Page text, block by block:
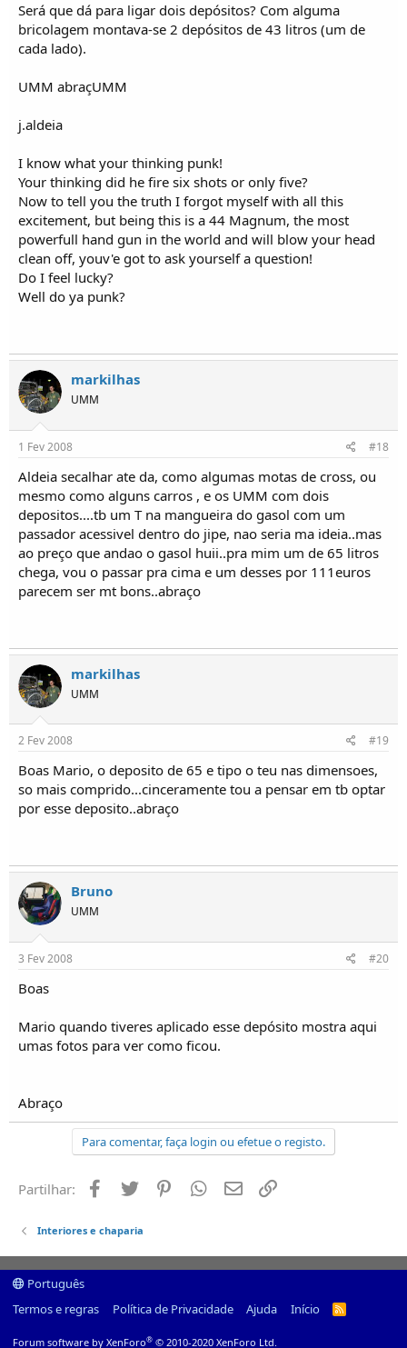
Será que dá para ligar dois depósitos? Com alguma
bricolagem montava-se 2 depósitos de 43 litros (um de
cada lado).
UMM abraçUMM
j.aldeia
I know what your thinking punk!
Your thinking did he fire six shots or only five?
Now to tell you the truth I forgot myself with all this
excitement, but being this is a 44 Magnum, the most
powerfull hand gun in the world and will blow your head
clean off, youv'e got to ask yourself a question!
Do I feel lucky?
Well do ya punk?
markilhas
UMM
1 Fev 2008 #18
Aldeia secalhar ate da, como algumas motas de cross, ou
mesmo como alguns carros , e os UMM com dois
depositos....tb um T na mangueira do gasol com um
passador acessivel dentro do jipe, nao seria ma ideia..mas
ao preço que andao o gasol huii..pra mim um de 65 litros
chega, vou o passar pra cima e um desses por 111euros
parecem ser mt bons..abraço
markilhas
UMM
2 Fev 2008 #19
Boas Mario, o deposito de 65 e tipo o teu nas dimensoes,
so mais comprido...cinceramente tou a pensar em tb optar
por esse deposito..abraço
Bruno
UMM
3 Fev 2008 #20
Boas
Mario quando tiveres aplicado esse depósito mostra aqui
umas fotos para ver como ficou.
Abraço
Para comentar, faça login ou efetue o registo.
Partilhar: Facebook
Twitter PinterestWhatsapp
Email
Interiores e chaparia
Português
Termos e regras
Política de Privacidade Ajuda Início
R
Forum software by XenForo® © 2010-2020 XenForo Ltd.